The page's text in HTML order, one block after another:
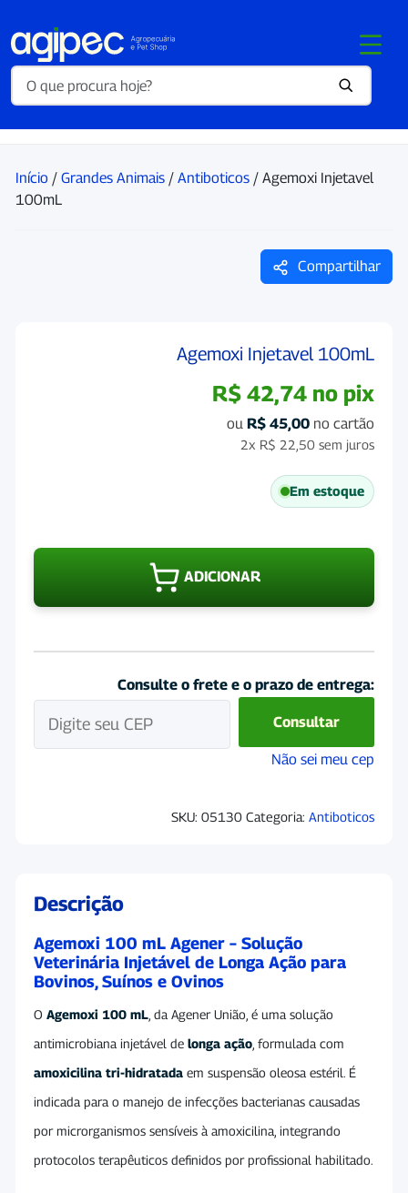
Início / Grandes Animais / Antiboticos / Agemoxi Injetavel
100mL
Compartilhar
Agemoxi Injetavel 100mL
R$ 42,74 no pix
ou R$ 45,00 no cartão
2x R$ 22,50 sem juros
Em estoque
ADICIONAR
Consulte o frete e o prazo de entrega:
Consultar
Não sei meu cep
SKU: 05130 Categoria: Antiboticos
Descrição
Agemoxi 100 mL Agener – Solução
Veterinária Injetável de Longa Ação para
Bovinos, Suínos e Ovinos
O Agemoxi 100 mL , da Agener União, é uma solução
antimicrobiana injetável de longa ação , formulada com
amoxicilina tri-hidratada em suspensão oleosa estéril. É
indicada para o manejo de infecções bacterianas causadas
por microrganismos sensíveis à amoxicilina, integrando
protocolos terapêuticos definidos por profissional habilitado.